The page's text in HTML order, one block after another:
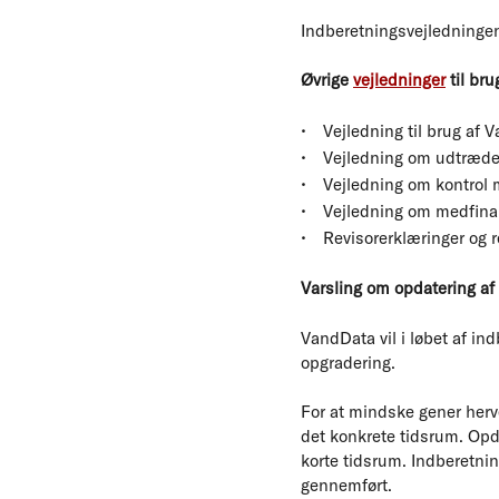
Øvrige vejledningertil
Vejledning til brug af
Vejledning om
Vejledning om kontrol
Vejledning om
Revisorerklæringer og
Varsling om opdatering af
VandData vil i løbet af
opgradering.
For at mindske gener
det konkrete tidsrum.
korte tidsrum.
gennemført.